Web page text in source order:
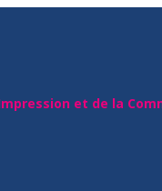
et de la